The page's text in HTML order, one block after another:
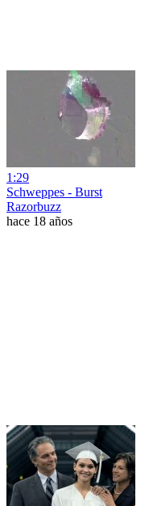
1:29
Schweppes - Burst
Razorbuzz
hace 18 años